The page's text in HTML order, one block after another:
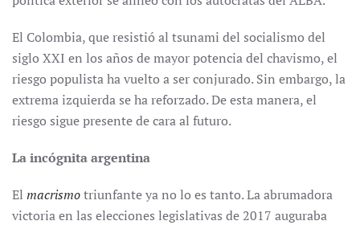
El Colombia, que resistió al tsunami del socialismo del
siglo XXI en los años de mayor potencia del chavismo, el
riesgo populista ha vuelto a ser conjurado. Sin embargo, la
extrema izquierda se ha reforzado. De esta manera, el
riesgo sigue presente de cara al futuro.
La incógnita argentina
El macrismotriunfante ya no lo es tanto. La abrumadora
victoria en las elecciones legislativas de 2017 auguraba